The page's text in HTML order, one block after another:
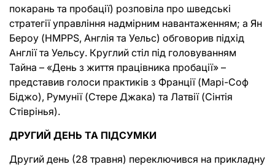
покарань та пробації) розповіла про шведські
стратегії управління надмірним навантаженням; а Ян
Бероу (HMPPS, Англія та Уельс) обговорив підхід
Англії та Уельсу. Круглий стіл під головуванням
Тайна – «День з життя працівника пробації» –
представив голоси практиків з Франції (Марі-Соф
Біджо), Румунії (Стере Джака) та Латвії (Сінтія
Стіврінья).
ДРУГИЙ ДЕНЬ ТА ПІДСУМКИ
Другий день (28 травня) переключився на прикладну